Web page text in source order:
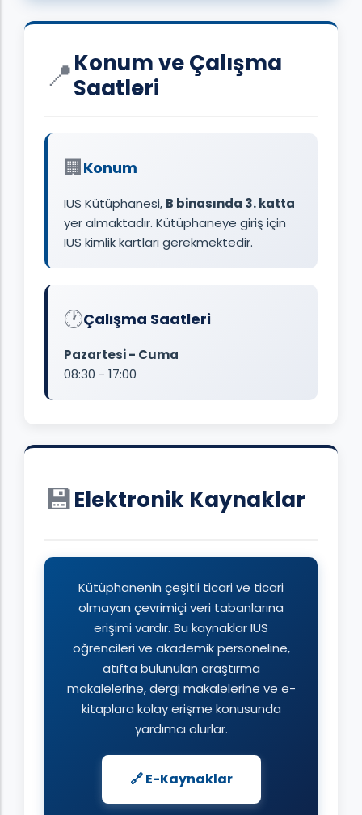
📍Konum ve Çalışma
Saatleri
🏢Konum
IUS Kütüphanesi, B binasında 3. katta
yer almaktadır. Kütüphaneye giriş için
IUS kimlik kartları gerekmektedir.
🕐Çalışma Saatleri
Pazartesi - Cuma
08:30 - 17:00
💾Elektronik Kaynaklar
Kütüphanenin çeşitli ticari ve ticari
olmayan çevrimiçi veri tabanlarına
erişimi vardır. Bu kaynaklar IUS
öğrencileri ve akademik personeline,
atıfta bulunulan araştırma
makalelerine, dergi makalelerine ve e-
kitaplara kolay erişme konusunda
yardımcı olurlar.
🔗 E-Kaynaklar